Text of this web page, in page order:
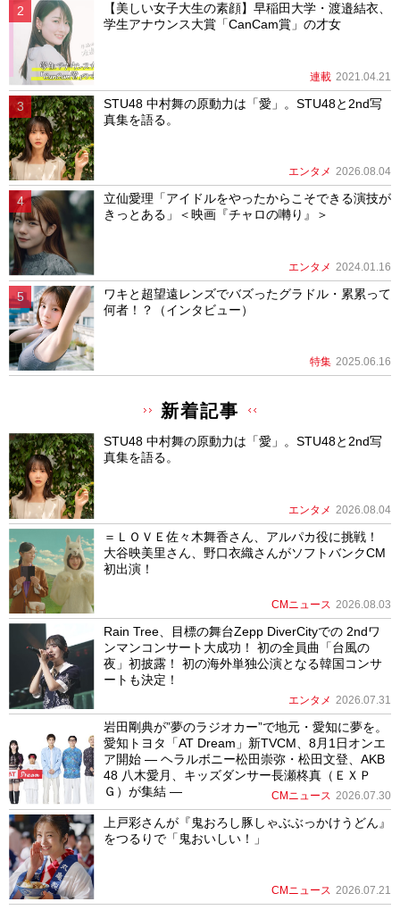
【美しい女子大生の素顔】早稲田大学・渡邉結衣、
学生アナウンス大賞「CanCam賞」の才女
連載 2021.04.21
STU48 中村舞の原動力は「愛」。STU48と2nd写
真集を語る。
エンタメ 2026.08.04
立仙愛理「アイドルをやったからこそできる演技が
きっとある」＜映画『チャロの囀り』＞
エンタメ 2024.01.16
ワキと超望遠レンズでバズったグラドル・累累って
何者！？（インタビュー）
特集 2025.06.16
新着記事
STU48 中村舞の原動力は「愛」。STU48と2nd写
真集を語る。
エンタメ 2026.08.04
＝ＬＯＶＥ佐々木舞香さん、アルパカ役に挑戦！
大谷映美里さん、野口衣織さんがソフトバンクCM
初出演！
CMニュース 2026.08.03
Rain Tree、目標の舞台Zepp DiverCityでの 2ndワ
ンマンコンサート大成功！ 初の全員曲「台風の
夜」初披露！ 初の海外単独公演となる韓国コンサ
ートも決定！
エンタメ 2026.07.31
岩田剛典が”夢のラジオカー”で地元・愛知に夢を。
愛知トヨタ「AT Dream」新TVCM、8月1日オンエ
ア開始 ― ヘラルボニー松田崇弥・松田文登、AKB
48 八木愛月、キッズダンサー長瀬柊真（ＥＸＰ
Ｇ）が集結 ―
CMニュース 2026.07.30
上戸彩さんが『鬼おろし豚しゃぶぶっかけうどん』
をつるりで「鬼おいしい！」
CMニュース 2026.07.21